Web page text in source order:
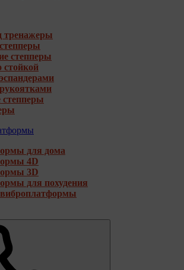
тренажеры
степперы
стойкой
для дома
4D
3D
для похудения